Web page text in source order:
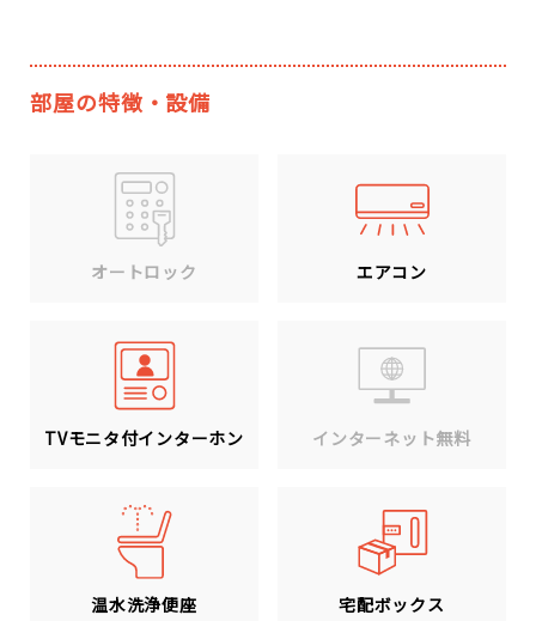
部屋の特徴・設備
オートロック エアコン
TVモニタ付インターホン インターネット無料
温水洗浄便座 宅配ボックス